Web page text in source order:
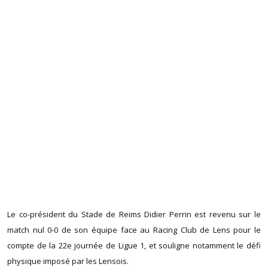
Le co-président du Stade de Reims Didier Perrin est revenu sur le
match nul 0-0 de son équipe face au Racing Club de Lens pour le
compte de la 22e journée de Ligue 1, et souligne notamment le défi
physique imposé par les Lensois.